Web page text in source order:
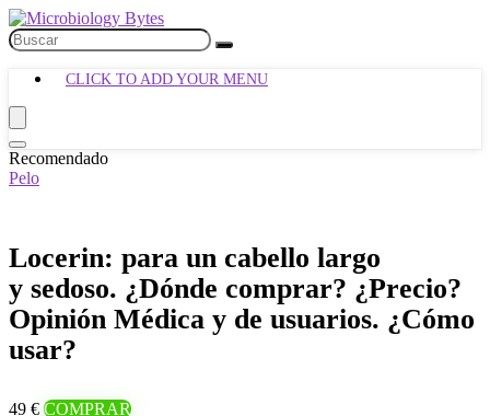
CLICK TO ADD YOUR MENU
Recomendado
Pelo
Locerin: para un cabello largo
y sedoso. ¿Dónde comprar? ¿Precio?
Opinión Médica y de usuarios. ¿Cómo
usar?
49 € COMPRAR